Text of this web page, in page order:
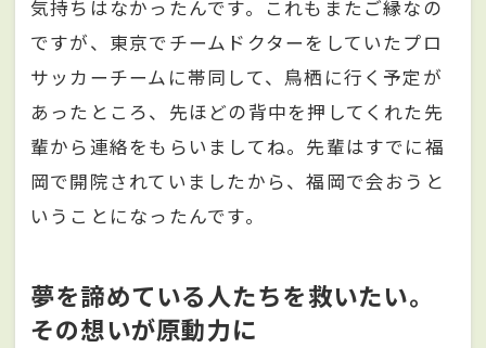
気持ちはなかったんです。これもまたご縁なの
ですが、東京でチームドクターをしていたプロ
サッカーチームに帯同して、鳥栖に行く予定が
あったところ、先ほどの背中を押してくれた先
輩から連絡をもらいましてね。先輩はすでに福
岡で開院されていましたから、福岡で会おうと
いうことになったんです。
夢を諦めている人たちを救いたい。
その想いが原動力に